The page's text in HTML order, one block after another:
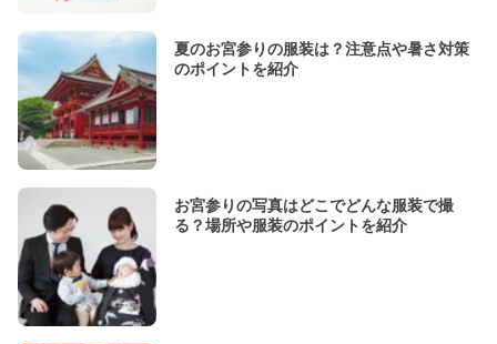
夏のお宮参りの服装は？注意点や暑さ対策
のポイントを紹介
お宮参りの写真はどこでどんな服装で撮
る？場所や服装のポイントを紹介